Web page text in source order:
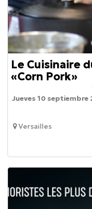
Le Cuisinaire
«Corn Pork»
Versailles
Jueves 10 septiembre